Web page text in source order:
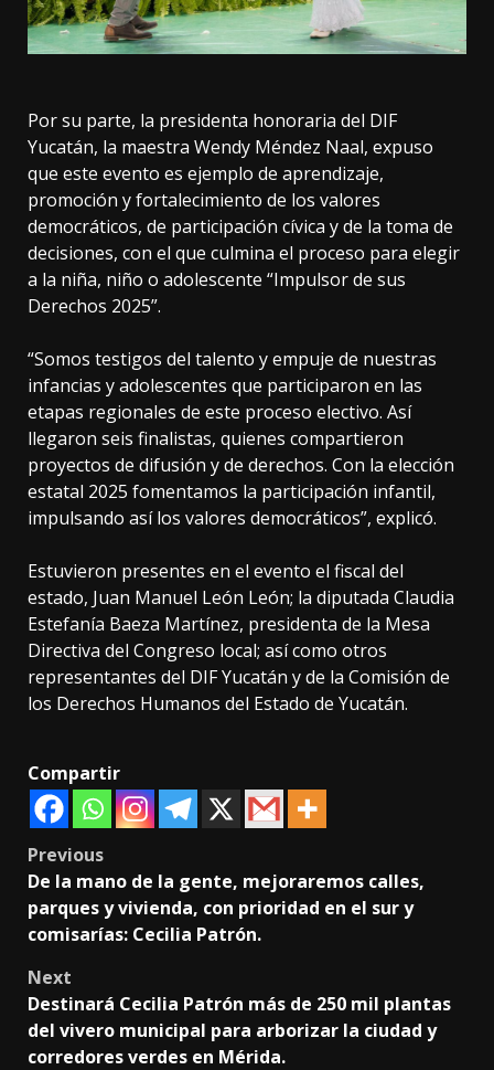
Por su parte, la presidenta honoraria del DIF
Yucatán, la maestra Wendy Méndez Naal, expuso
que este evento es ejemplo de aprendizaje,
promoción y fortalecimiento de los valores
democráticos, de participación cívica y de la toma de
decisiones, con el que culmina el proceso para elegir
a la niña, niño o adolescente “Impulsor de sus
Derechos 2025”.
“Somos testigos del talento y empuje de nuestras
infancias y adolescentes que participaron en las
etapas regionales de este proceso electivo. Así
llegaron seis finalistas, quienes compartieron
proyectos de difusión y de derechos. Con la elección
estatal 2025 fomentamos la participación infantil,
impulsando así los valores democráticos”, explicó.
Estuvieron presentes en el evento el fiscal del
estado, Juan Manuel León León; la diputada Claudia
Estefanía Baeza Martínez, presidenta de la Mesa
Directiva del Congreso local; así como otros
representantes del DIF Yucatán y de la Comisión de
los Derechos Humanos del Estado de Yucatán.
Compartir
Post
navigation
Previous
De la mano de la gente, mejoraremos calles,
parques y vivienda, con prioridad en el sur y
comisarías: Cecilia Patrón.
Next
Destinará Cecilia Patrón más de 250 mil plantas
del vivero municipal para arborizar la ciudad y
corredores verdes en Mérida.